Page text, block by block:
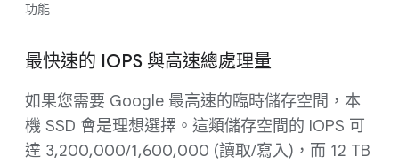
功能
最快速的 IOPS 與高速總處理量
如果您需要 Google 最高速的臨時儲存空間，本
機 SSD 會是理想選擇。這類儲存空間的 IOPS 可
達 3,200,000/1,600,000 (讀取/寫入)，而 12 TB